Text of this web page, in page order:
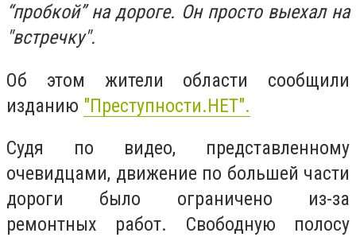
“пробкой” на дороге. Он просто выехал на
"встречку".
Об этом жители области сообщили
изданию "Преступности.НЕТ".
Судя по видео, представленному
очевидцами, движение по большей части
дороги было ограничено из-за
ремонтных работ. Свободную полосу